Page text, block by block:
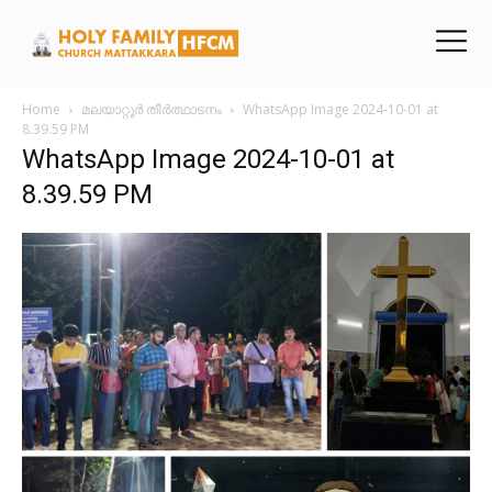
Home മലയാറ്റൂർ തീർത്ഥാടനം
WhatsApp Image 2024-10-01 at
8.39.59 PM
WhatsApp Image 2024-10-01 at
8.39.59 PM